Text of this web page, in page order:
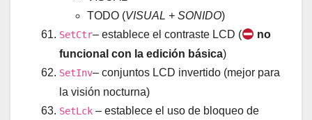
TODO (VISUAL + SONIDO)
SetCtr– establece el contraste LCD (
no
funcional con la edición básica)
SetInv– conjuntos LCD invertido (mejor para
la visión nocturna)
SetLck – establece el uso de bloqueo de